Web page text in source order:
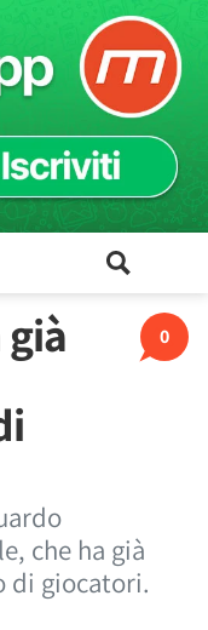
0
che ha già
di giocatori.